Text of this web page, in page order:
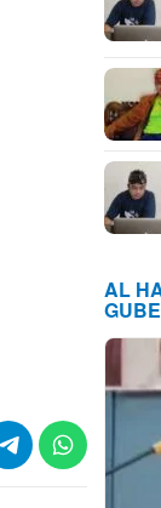
AL